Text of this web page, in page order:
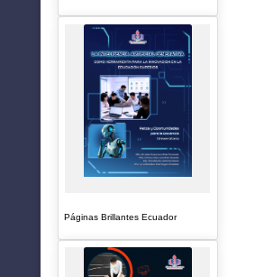
Páginas Brillantes Ecuador